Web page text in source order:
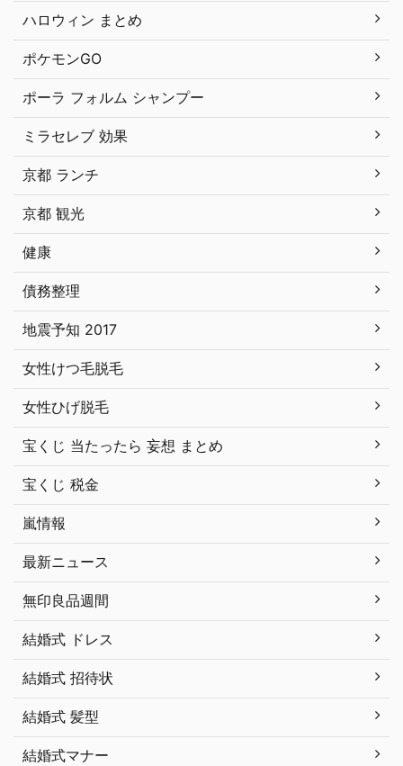
ハロウィン まとめ
ポケモンGO
ポーラ フォルム シャンプー
ミラセレブ 効果
京都 ランチ
京都 観光
健康
債務整理
地震予知 2017
女性けつ毛脱毛
女性ひげ脱毛
宝くじ 当たったら 妄想 まとめ
宝くじ 税金
嵐情報
最新ニュース
無印良品週間
結婚式 ドレス
結婚式 招待状
結婚式 髪型
結婚式マナー